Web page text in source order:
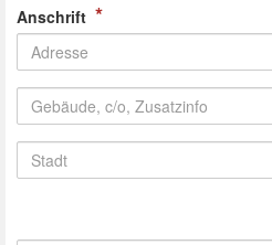
Anschrift *